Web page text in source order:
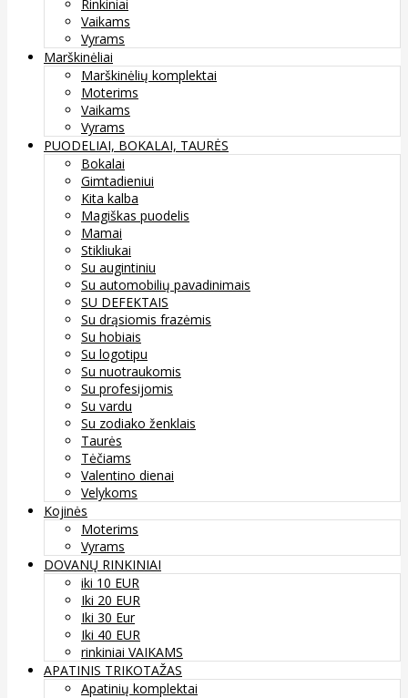
Rinkiniai
Vaikams
Vyrams
Marškinėliai
Marškinėlių komplektai
Moterims
Vaikams
Vyrams
PUODELIAI, BOKALAI, TAURĖS
Bokalai
Gimtadieniui
Kita kalba
Magiškas puodelis
Mamai
Stikliukai
Su augintiniu
Su automobilių pavadinimais
SU DEFEKTAIS
Su drąsiomis frazėmis
Su hobiais
Su logotipu
Su nuotraukomis
Su profesijomis
Su vardu
Su zodiako ženklais
Taurės
Tėčiams
Valentino dienai
Velykoms
Kojinės
Moterims
Vyrams
DOVANŲ RINKINIAI
iki 10 EUR
Iki 20 EUR
Iki 30 Eur
Iki 40 EUR
rinkiniai VAIKAMS
APATINIS TRIKOTAŽAS
Apatinių komplektai